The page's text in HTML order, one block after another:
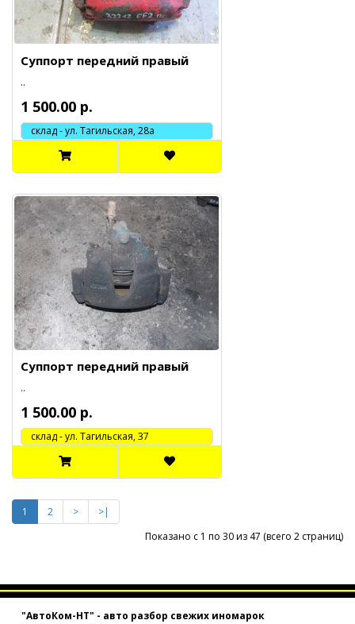
Суппорт передний правый
..
1 500.00 р.
склад - ул. Тагильская, 28а
Суппорт передний правый
..
1 500.00 р.
cклад - ул. Тагильская, 37
1 2 >
>|
Показано с 1 по 30 из 47 (всего 2 страниц)
"АвтоКом-НТ" - авто разбор свежих иномарок